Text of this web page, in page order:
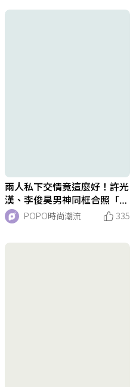
兩人私下交情竟這麼好！許光
漢、李俊昊男神同框合照「襯
衫造型」超性感！
POPO時尚潮流 335